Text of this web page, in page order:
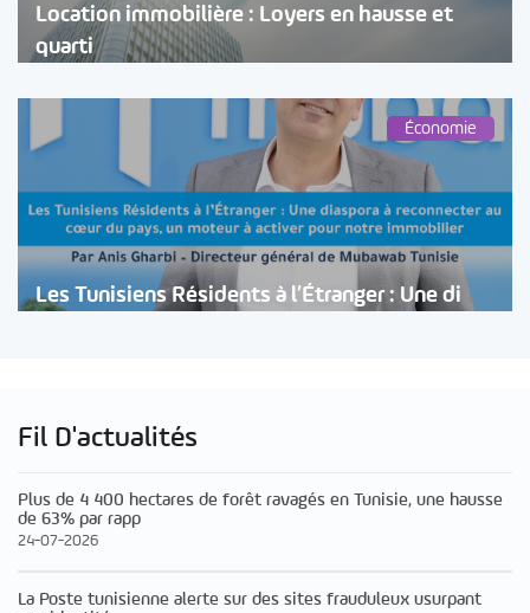
Location immobilière : Loyers en hausse et
quarti
Économie
Les Tunisiens Résidents à l’Étranger : Une di
Fil D'actualités
Plus de 4 400 hectares de forêt ravagés en Tunisie, une hausse
de 63% par rapp
24-07-2026
La Poste tunisienne alerte sur des sites frauduleux usurpant